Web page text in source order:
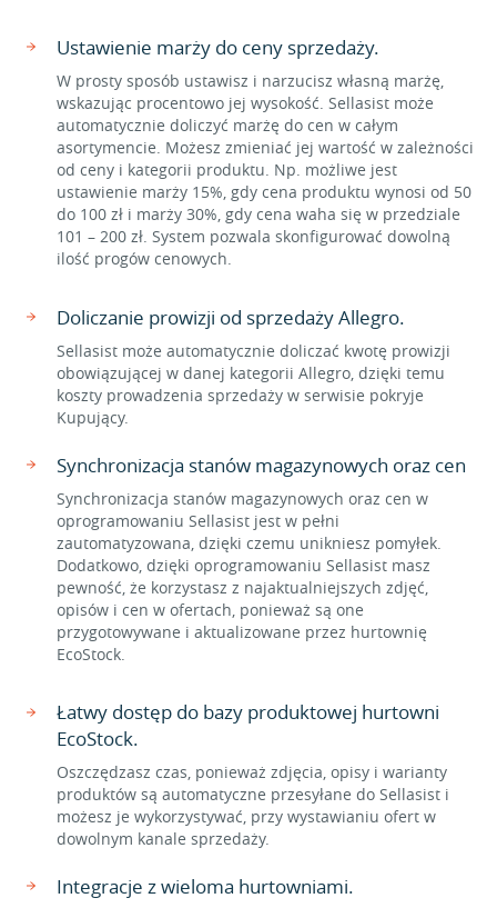
Ustawienie marży do ceny sprzedaży.
W prosty sposób ustawisz i narzucisz własną marżę,
wskazując procentowo jej wysokość. Sellasist może
automatycznie doliczyć marżę do cen w całym
asortymencie. Możesz zmieniać jej wartość w zależności
od ceny i kategorii produktu. Np. możliwe jest
ustawienie marży 15%, gdy cena produktu wynosi od 50
do 100 zł i marży 30%, gdy cena waha się w przedziale
101 – 200 zł. System pozwala skonfigurować dowolną
ilość progów cenowych.
Doliczanie prowizji od sprzedaży Allegro.
Sellasist może automatycznie doliczać kwotę prowizji
obowiązującej w danej kategorii Allegro, dzięki temu
koszty prowadzenia sprzedaży w serwisie pokryje
Kupujący.
Synchronizacja stanów magazynowych oraz cen
Synchronizacja stanów magazynowych oraz cen w
oprogramowaniu Sellasist jest w pełni
zautomatyzowana, dzięki czemu unikniesz pomyłek.
Dodatkowo, dzięki oprogramowaniu Sellasist masz
pewność, że korzystasz z najaktualniejszych zdjęć,
opisów i cen w ofertach, ponieważ są one
przygotowywane i aktualizowane przez hurtownię
EcoStock.
Łatwy dostęp do bazy produktowej hurtowni
EcoStock.
Oszczędzasz czas, ponieważ zdjęcia, opisy i warianty
produktów są automatyczne przesyłane do Sellasist i
możesz je wykorzystywać, przy wystawianiu ofert w
dowolnym kanale sprzedaży.
Integracje z wieloma hurtowniami.